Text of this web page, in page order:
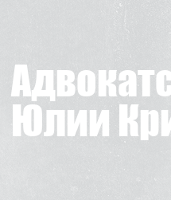
Юлии